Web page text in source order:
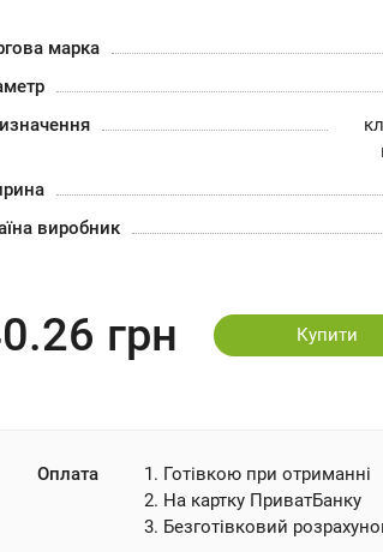
марка
виробник
грн Купити
Оплата
Готівкою при отриманні
На картку ПриватБанку
Безготівковий